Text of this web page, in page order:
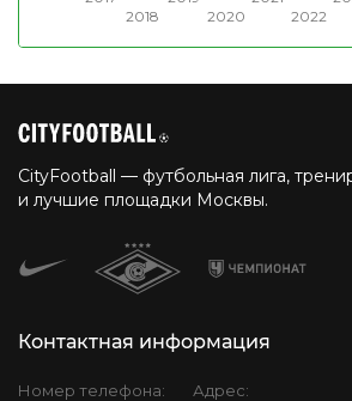
2018
2020
2022
CityFootball — футбольная лига,
и лучшие площадки Москвы.
Контактная информация
Номер телефона: Адрес: